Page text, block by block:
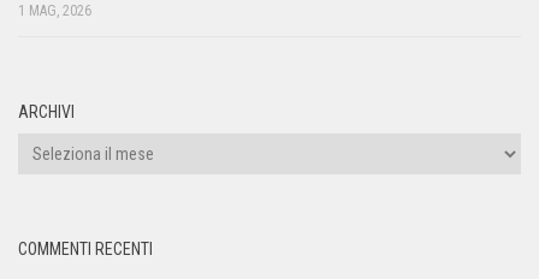
1 MAG, 2026
ARCHIVI
COMMENTI RECENTI